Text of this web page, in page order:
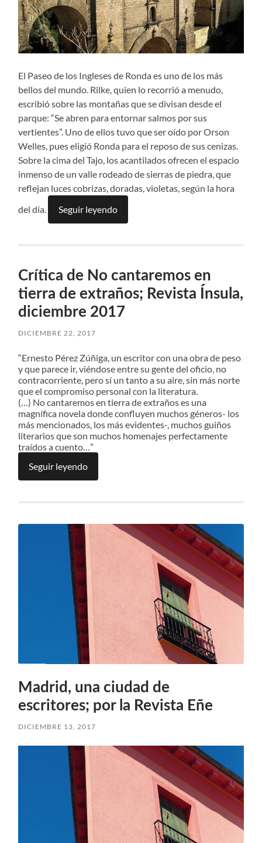
El Paseo de los Ingleses de Ronda es uno de los más
bellos del mundo. Rilke, quien lo recorrió a menudo,
escribió sobre las montañas que se divisan desde el
parque: “Se abren para entornar salmos por sus
vertientes”. Uno de ellos tuvo que ser oído por Orson
Welles, pues eligió Ronda para el reposo de sus cenizas.
Sobre la cima del Tajo, los acantilados ofrecen el espacio
inmenso de un valle rodeado de sierras de piedra, que
reflejan luces cobrizas, doradas, violetas, según la hora
del día.
Seguir leyendo
Crítica de No cantaremos en
tierra de extraños; Revista Ínsula,
diciembre 2017
DICIEMBRE 22, 2017
“Ernesto Pérez Zúñiga, un escritor con una obra de peso
y que parece ir, viéndose entre su gente del oficio, no
contracorriente, pero sí un tanto a su aire, sin más norte
que el compromiso personal con la literatura.
(…) No cantaremos en tierra de extraños es una
magnífica novela donde confluyen muchos géneros- los
más mencionados, los más evidentes-, muchos guiños
literarios que son muchos homenajes perfectamente
traídos a cuento…”
Seguir leyendo
Madrid, una ciudad de
escritores; por la Revista Eñe
DICIEMBRE 13, 2017